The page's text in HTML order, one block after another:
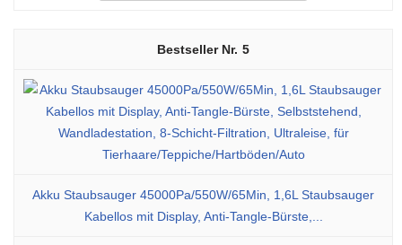
5
Akku Staubsauger 45000Pa/550W/65Min, 1,6L Staubsauger
Kabellos mit Display, Anti-Tangle-Bürste,...